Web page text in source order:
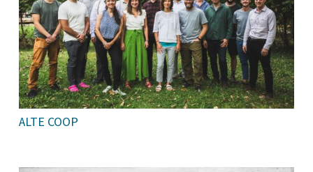
ALTE COOP